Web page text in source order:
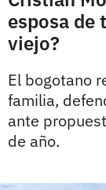
esposa de
viejo?
El bogotano
familia,
ante
de año.